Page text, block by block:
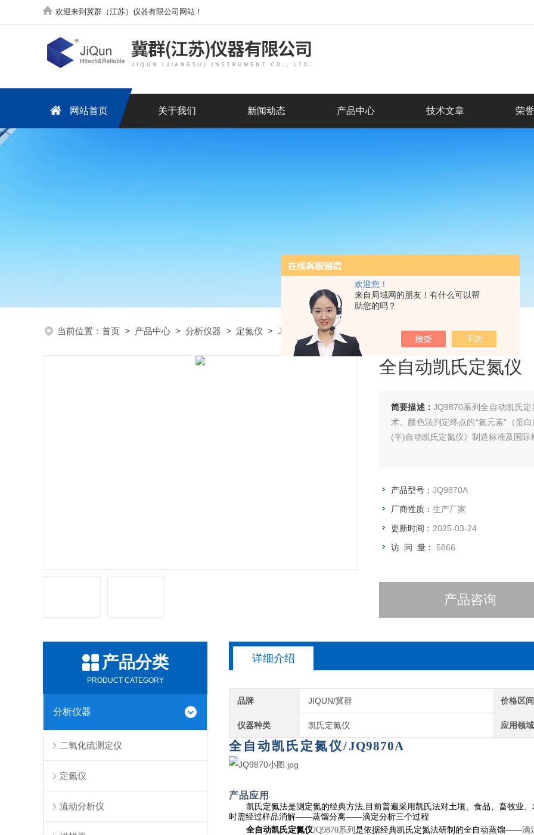
欢迎您！
来自局域网的朋友！有什么可以帮
助您的吗？
欢迎来到冀群（江苏）仪器有限公司网站！
网站首页 关于我们 新闻动态 产品中心 技术文章 荣
当前位置： 首页 > 产品中心 > 分析仪器 > 定氮仪 > JQ9870A全自动凯氏定氮仪
全自动凯氏定氮仪
简要描述： JQ9870系列全自动凯氏
术、颜色法判定终点的“氮元素"（蛋白
(半)自动凯氏定氮仪》制造标准及国际
产品型号： JQ9870A
厂商性质： 生产厂家
更新时间： 2025-03-24
访 问 量： 5866
产品咨询
产品分类
PRODUCT CATEGORY
分析仪器
二氧化硫测定仪
定氮仪
流动分析仪
详细介绍
品牌 JIQUN/冀群 价格区间
仪器种类 凯氏定氮仪 应用领域
全自动凯氏定氮仪/JQ9870A
产品应用
凯氏定氮法是测定氮的经典方法,目前普遍采用凯氏法对土壤、食品、畜牧业
时需经过样品消解——蒸馏分离——滴定分析三个过程
全自动凯氏定氮仪JQ9870系列 是依据经典凯氏定氮法研制的全自动蒸馏——滴